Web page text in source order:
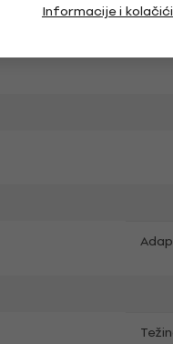
Informacije i kolačići